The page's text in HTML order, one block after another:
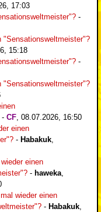
17:03
-
"Sensationsweltmeister"?
15:18
-
"Sensationsweltmeister"?
- CF 08.07.2026, 16:50
einen
- Habakuk
einen
- haweka
wieder einen
- Habakuk